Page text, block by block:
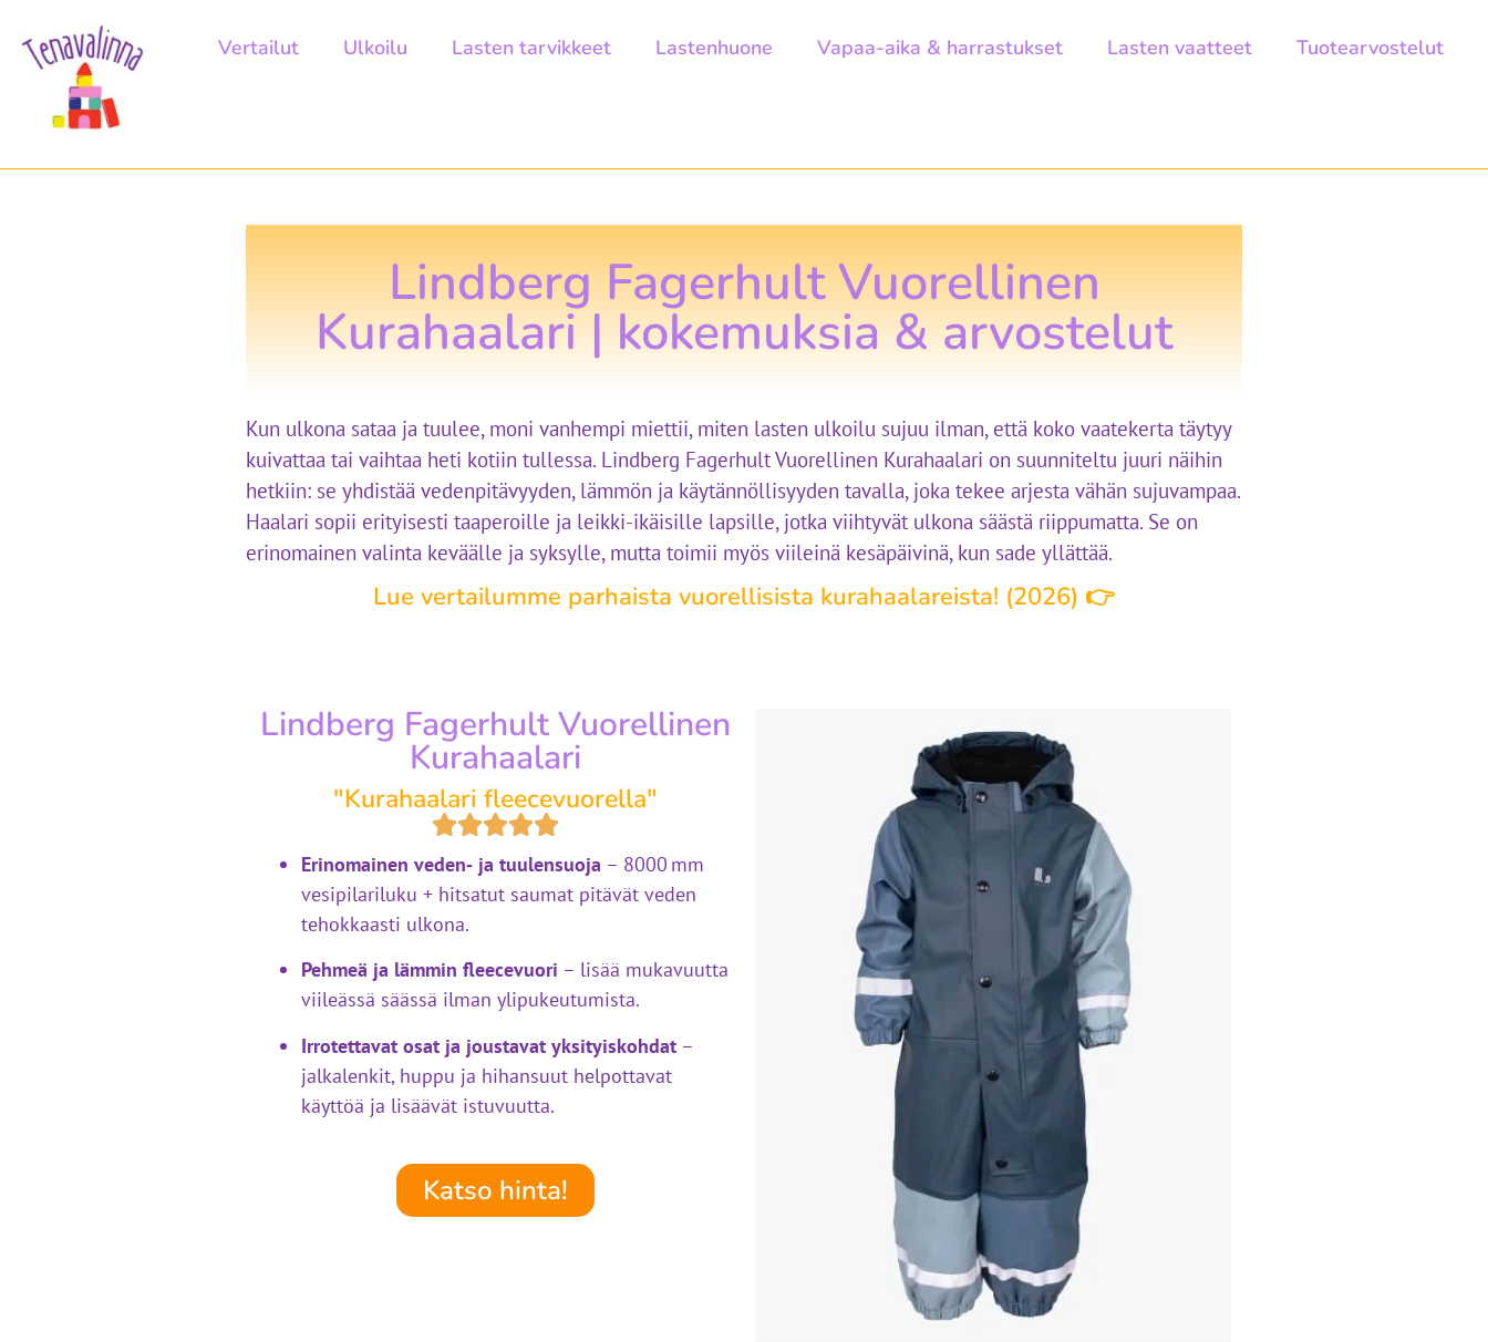
Vertailut Ulkoilu Lasten tarvikkeet Lastenhuone Vapaa-aika & harrastukset Lasten vaatteet Tuotearvostelut
Lindberg Fagerhult Vuorellinen
Kurahaalari | kokemuksia & arvostelut
Kun ulkona sataa ja tuulee, moni vanhempi miettii, miten lasten ulkoilu sujuu ilman, että koko vaatekerta täytyy
kuivattaa tai vaihtaa heti kotiin tullessa. Lindberg Fagerhult Vuorellinen Kurahaalari on suunniteltu juuri näihin
hetkiin: se yhdistää vedenpitävyyden, lämmön ja käytännöllisyyden tavalla, joka tekee arjesta vähän sujuvampaa.
Haalari sopii erityisesti taaperoille ja leikki-ikäisille lapsille, jotka viihtyvät ulkona säästä riippumatta. Se on
erinomainen valinta keväälle ja syksylle, mutta toimii myös viileinä kesäpäivinä, kun sade yllättää.
Lue vertailumme parhaista vuorellisista kurahaalareista! (2026) 👉
Lindberg Fagerhult Vuorellinen
Kurahaalari
"Kurahaalari fleecevuorella"
Erinomainen veden‑ ja tuulensuoja – 8000 mm
vesipilariluku + hitsatut saumat pitävät veden
tehokkaasti ulkona.
Pehmeä ja lämmin fleecevuori – lisää mukavuutta
viileässä säässä ilman ylipukeutumista.
Irrotettavat osat ja joustavat yksityiskohdat –
jalkalenkit, huppu ja hihansuut helpottavat
käyttöä ja lisäävät istuvuutta.
Katso hinta!